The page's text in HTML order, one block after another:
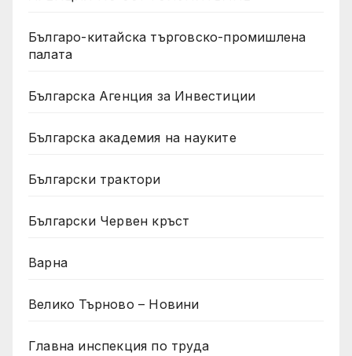
Българо-китайска търговско-промишлена
палата
Българска Агенция за Инвестиции
Българска академия на науките
Български трактори
Български Червен кръст
Варна
Велико Търново – Новини
Главна инспекция по труда